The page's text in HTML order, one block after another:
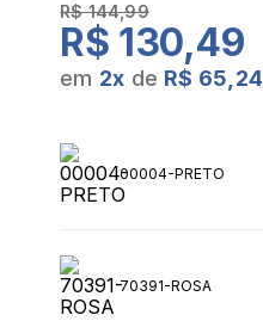
R$ 144,99
R$ 130,49
em 2x de R$ 65,24
00004-PRETO
70391-ROSA